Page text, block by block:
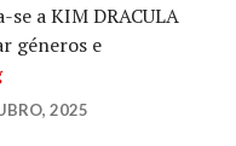
a KIM DRACULA
géneros e
VOWWS confirmados
2025